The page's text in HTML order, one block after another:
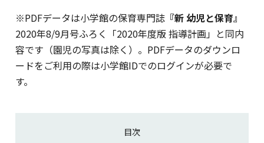
※PDFデータは小学館の保育専門誌 『新 幼児と保育』
2020年8/9月号ふろく「2020年度版 指導計画」と同内
容です（園児の写真は除く）。PDFデータのダウンロ
ードをご利用の際は小学館IDでのログインが必要で
す。
目次